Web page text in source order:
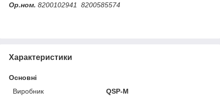
Ор.ном. 8200102941 8200585574
Характеристики
Основні
Виробник
QSP-M